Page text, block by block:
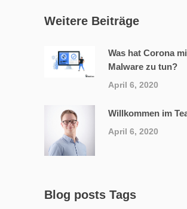
Weitere Beiträge
Was hat Corona
Malware zu tun?
April 6, 2020
Willkommen im
April 6, 2020
Blog posts Tags